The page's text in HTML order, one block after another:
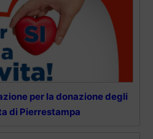
per la donazione degli
di Pierrestampa